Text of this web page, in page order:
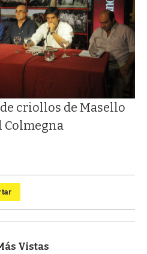
criollos de Masello
Colmegna
Vistas